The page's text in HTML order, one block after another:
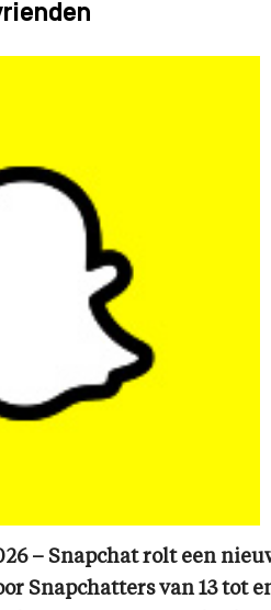
– Snapchat rolt een
Snapchatters van 13 tot